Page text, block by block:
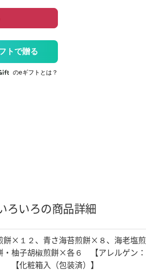
トで贈る
のeギフトとは？
いろの商品詳細
餅×１２、青さ海苔煎餅×８、海老塩煎
・柚子胡椒煎餅×各６ 【アレルゲン：
【化粧箱入（包装済）】